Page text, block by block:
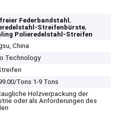
Federbandstahl,
Streifenbürste,
Polieredelstahl-Streifen
China
Technology
Tons 1-9 Tons
Holzverpackung der
oder als Anforderungen des